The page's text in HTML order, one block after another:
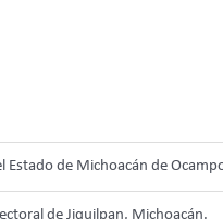
Estado de Michoacán de
de Jiquilpan, Michoacán.